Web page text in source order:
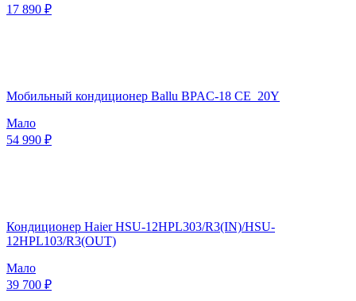
17 890 ₽
Мобильный кондиционер Ballu BPAC-18 CE_20Y
Мало
54 990 ₽
Кондиционер Haier HSU-12HPL303/R3(IN)/HSU-
12HPL103/R3(OUT)
Мало
39 700 ₽